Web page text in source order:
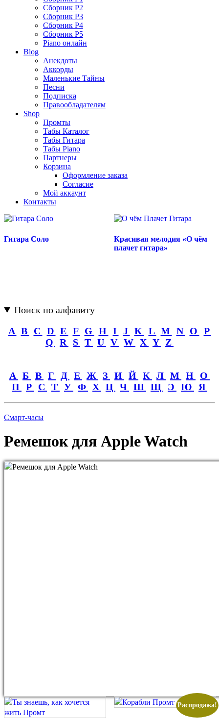
Сборник P2
Сборник P3
Сборник P4
Сборник P5
Piano онлайн
Blog
Анекдоты
Аккорды
Маленькие Тайны
Песни
Подписка
Правообладателям
Shop
Промты
Табы Каталог
Табы Гитара
Табы Piano
Партнеры
Корзина
Оформление заказа
Согласие
Мой аккаунт
Контакты
Гитара Соло
Красивая мелодия «О чём
плачет гитара»
Поиск по алфавиту
A B C D E F G H I J K L M N O
P
Q
R S T U V W X Y Z
А Б В Г Д Е Ж З И Й К Л М Н
О
П Р С Т У Ф Х Ц Ч Ш Щ Э Ю Я
Смарт-часы
Ремешок для Apple Watch
Распродажа!